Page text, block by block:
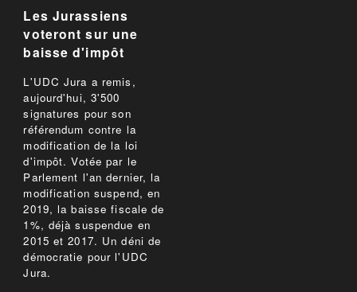
Les Jurassiens
voteront sur une
baisse d'impôt
L'UDC Jura a remis,
aujourd'hui, 3'500
signatures pour son
référendum contre la
modification de la loi
d'impôt. Votée par le
Parlement l'an dernier, la
modification suspend, en
2019, la baisse fiscale de
1%, déjà suspendue en
2015 et 2017. Un déni de
démocratie pour l'UDC
Jura.